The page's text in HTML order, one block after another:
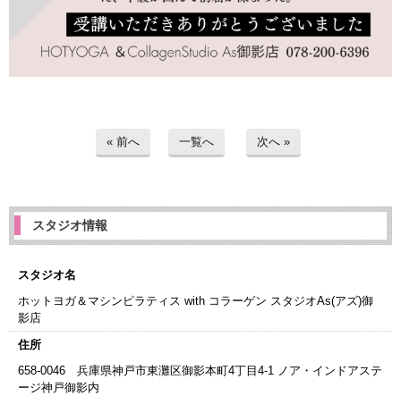
« 前へ 一覧へ 次へ »
スタジオ情報
スタジオ名
ホットヨガ＆マシンピラティス with コラーゲン スタジオAs(アズ)御
影店
住所
658-0046 兵庫県神戸市東灘区御影本町4丁目4-1 ノア・インドアステ
ージ神戸御影内